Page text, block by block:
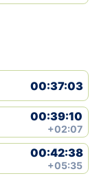
00:37:03
00:39:10
+02:07
00:42:38
+05:35